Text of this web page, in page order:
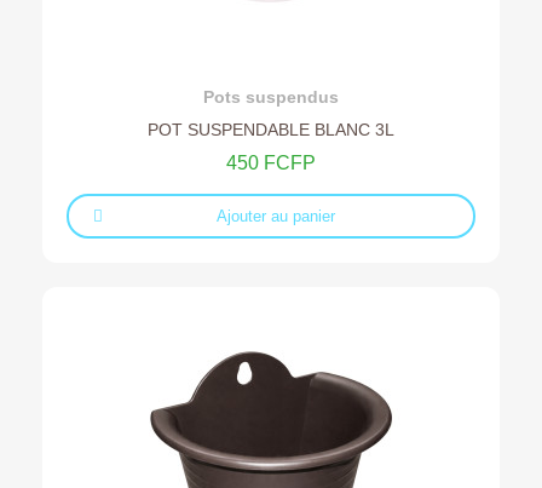
Ajouter au devis
Pots suspendus
POT SUSPENDABLE BLANC 3L
450 FCFP
Ajouter au panier